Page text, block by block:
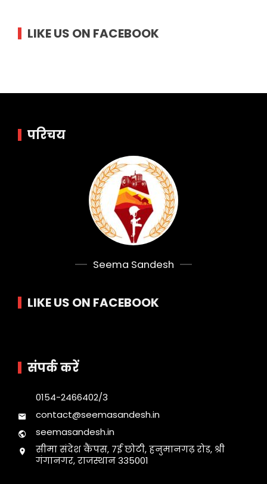
LIKE US ON FACEBOOK
परिचय
Seema Sandesh
LIKE US ON FACEBOOK
संपर्क करें
0154-2466402/3
contact@seemasandesh.in
seemasandesh.in
सीमा संदेश कैंपस, 7ई छोटी, हनुमानगढ़ रोड, श्री
गंगानगर, राजस्थान 335001